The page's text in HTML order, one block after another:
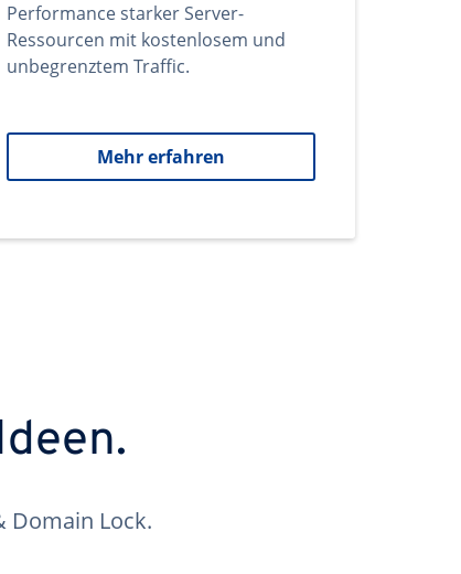
Performance starker Server-
Ressourcen mit kostenlosem und
unbegrenztem Traffic.
Mehr erfahren
Domain Lock.